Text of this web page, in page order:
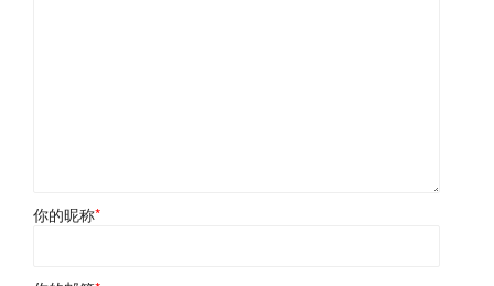
你的昵称*